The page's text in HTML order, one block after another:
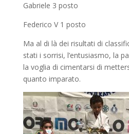
Gabriele 3 posto
Federico V 1 posto
Ma al di là dei risultati di
stati i sorrisi, l’entusiasmo, la
la voglia di cimentarsi di
quanto imparato.